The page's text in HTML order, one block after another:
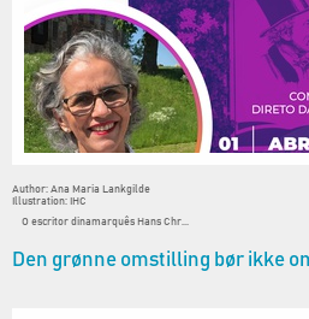
Author: Ana Maria Lankgilde
Illustration: IHC
O escritor dinamarquês Hans Chr...
Den grønne omstilling bør ikke